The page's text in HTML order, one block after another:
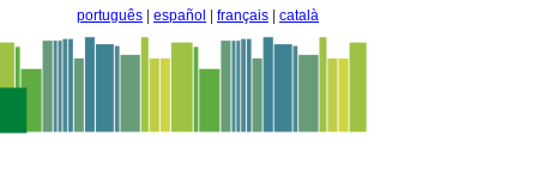
português español français català